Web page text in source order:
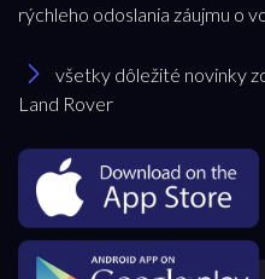
rýchleho odoslania záujmu o
všetky dôležité novinky
Land Rover